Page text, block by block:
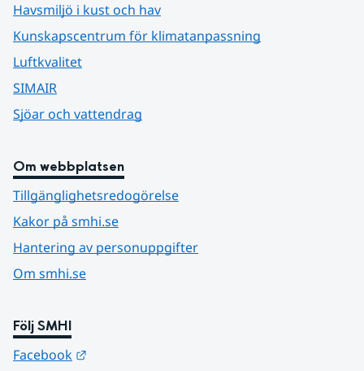
Havsmiljö i kust och hav
Kunskapscentrum för klimatanpassning
Luftkvalitet
SIMAIR
Sjöar och vattendrag
Om webbplatsen
Tillgänglighetsredogörelse
Kakor på smhi.se
Hantering av personuppgifter
Om smhi.se
Följ SMHI
Facebook